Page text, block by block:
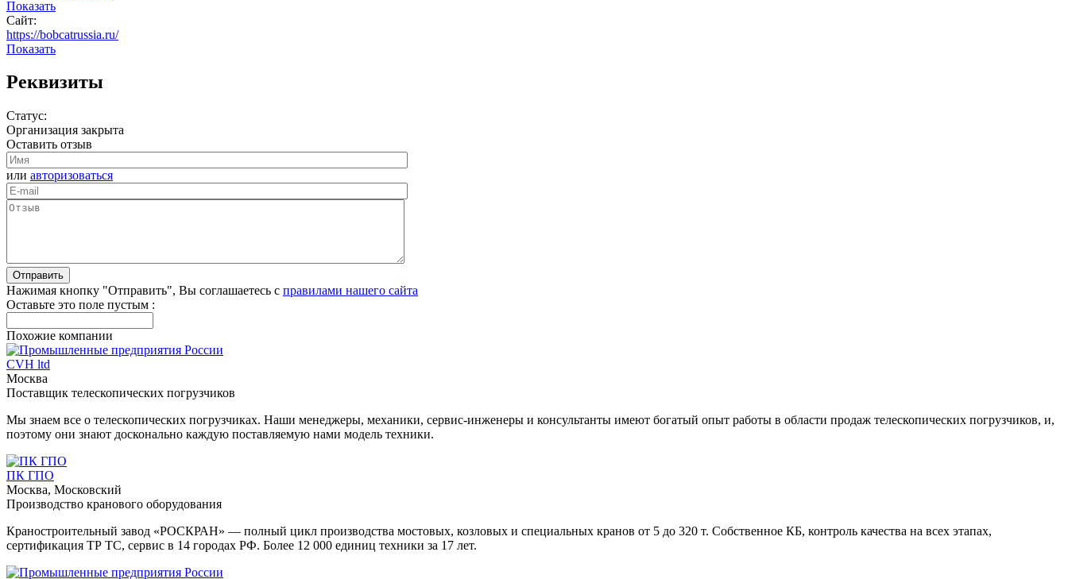
Показать
Сайт:
https://bobcatrussia.ru/
Показать
Реквизиты
Статус:
Организация закрыта
Оставить отзыв
или авторизоваться
Нажимая кнопку "Отправить", Вы соглашаетесь с правилами нашего сайта
Оставьте это поле пустым :
Похожие компании
CVH ltd
Москва
Поставщик телескопических погрузчиков
Мы знаем все о телескопических погрузчиках. Наши менеджеры, механики, сервис-инженеры и консультанты имеют богатый опыт работы в области продаж телескопических погрузчиков, и,
поэтому они знают досконально каждую поставляемую нами модель техники.
ПК ГПО
Москва, Московский
Производство кранового оборудования
Краностроительный завод «РОСКРАН» — полный цикл производства мостовых, козловых и специальных кранов от 5 до 320 т. Собственное КБ, контроль качества на всех этапах,
сертификация ТР ТС, сервис в 14 городах РФ. Более 12 000 единиц техники за 17 лет.